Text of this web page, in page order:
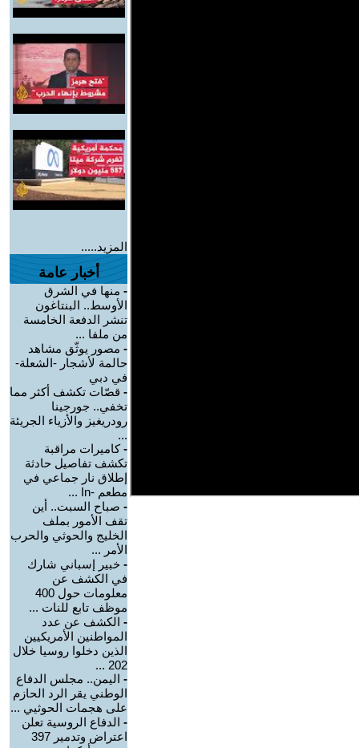
المزيد.....
أخبار عامة
- منها في الشرق
الأوسط.. البنتاغون
تنشر الدفعة الخامسة
من ملفا ...
- مصور يوثّق مشاهد
حالمة لأشجار -الشعلة-
في دبي
- قصّات تكشف أكثر مما
تخفي.. جورجينا
رودريغيز والأزياء الجريئة
...
-كاميرات مراقبة
تكشف تفاصيل حادثة
إطلاق نار جماعي في
مطعم -In ...
- صباح السبت.. أين
تقف الأمور بملف
الخليج والحوثي والحرب
الأمر ...
- خبير إسباني شارك
في الكشف عن
معلومات حول 400
موظف تابع للنات ...
- الكشف عن عدد
المواطنين الأمريكيين
الذين دخلوا روسيا خلال
202 ...
- اليمن.. مجلس الدفاع
الوطني يقر الرد الحازم
على هجمات الحوثيي ...
- الدفاع الروسية تعلن
اعتراض وتدمير 397